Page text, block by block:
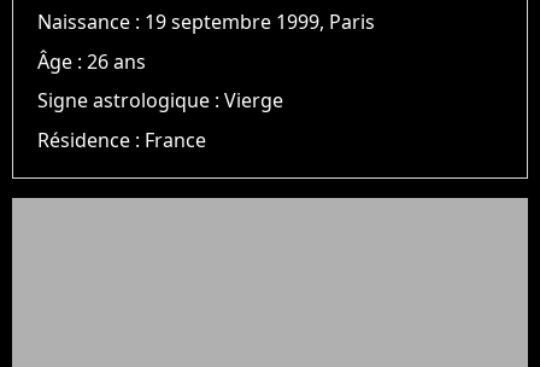
Naissance : 19 septembre 1999, Paris
Âge :26 ans
Signe astrologique :Vierge
Résidence : France